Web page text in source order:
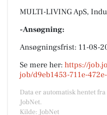
MULTI-LIVING ApS,
-Ansøgning:
Ansøgningsfrist: 11-08-
Se mere her: https://
job/d9eb1453-711e-
Data er automatisk hentet
JobNet.
Kilde: JobNet